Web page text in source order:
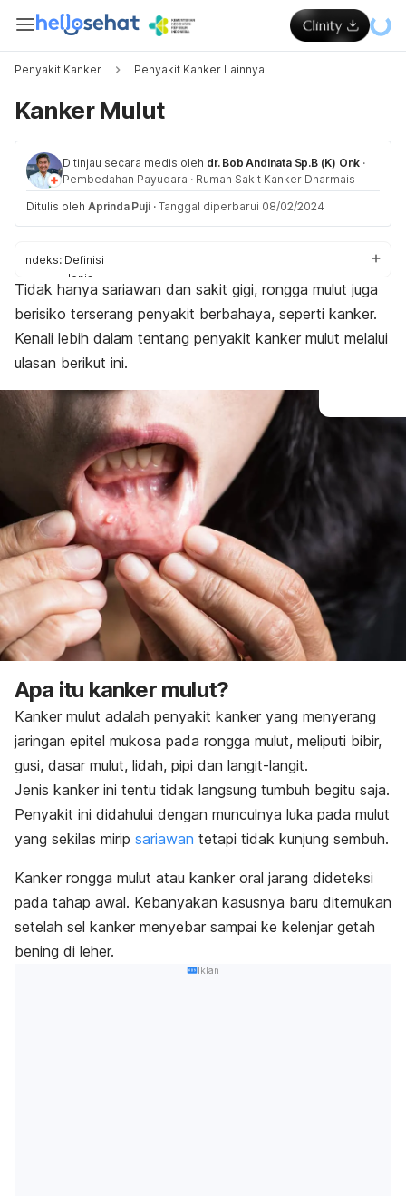
Penyakit Kanker Penyakit Kanker Lainnya
Kanker Mulut
Ditinjau secara medis oleh dr. Bob Andinata Sp.B (K) Onk ·
Pembedahan Payudara · Rumah Sakit Kanker Dharmais
Ditulis oleh Aprinda Puji · Tanggal diperbarui 08/02/2024
Indeks: Definisi
Jenis
Gejala
Penyebab
Faktor risiko
Pengobatan
Pencegahan
Tidak hanya sariawan dan sakit gigi, rongga mulut juga
berisiko terserang penyakit berbahaya, seperti kanker.
Kenali lebih dalam tentang penyakit kanker mulut melalui
ulasan berikut ini.
Apa itu kanker mulut?
Kanker mulut adalah penyakit kanker yang menyerang
jaringan epitel mukosa pada rongga mulut, meliputi bibir,
gusi, dasar mulut, lidah, pipi dan langit-langit.
Jenis kanker ini tentu tidak langsung tumbuh begitu saja.
Penyakit ini didahului dengan munculnya luka pada mulut
yang sekilas mirip sariawan tetapi tidak kunjung sembuh.
Kanker rongga mulut atau kanker oral jarang dideteksi
pada tahap awal. Kebanyakan kasusnya baru ditemukan
setelah sel kanker menyebar sampai ke kelenjar getah
bening di leher.
Iklan